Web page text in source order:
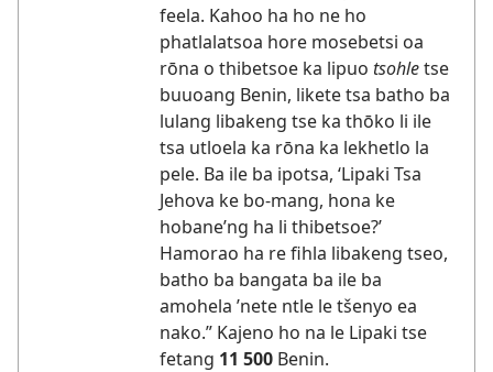
feela. Kahoo ha ho ne ho
phatlalatsoa hore mosebetsi oa
rōna o thibetsoe ka lipuo tsohletse
buuoang Benin, likete tsa batho ba
lulang libakeng tse ka thōko li ile
tsa utloela ka rōna ka lekhetlo la
pele. Ba ile ba ipotsa, ‘Lipaki Tsa
Jehova ke bo-mang, hona ke
hobane’ng ha li thibetsoe?’
Hamorao ha re fihla libakeng tseo,
batho ba bangata ba ile ba
amohela ’nete ntle le tšenyo ea
nako.” Kajeno ho na le Lipaki tse
fetang 11 500 Benin.